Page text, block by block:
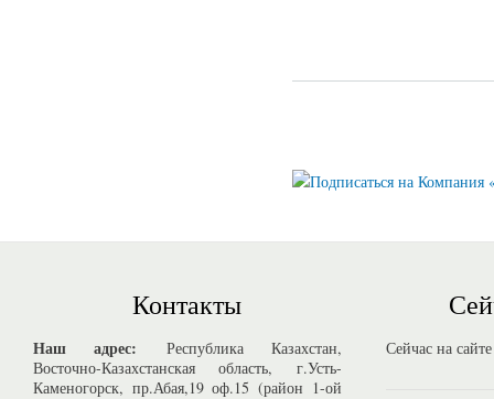
Контакты
Наш адрес: Республика Казахстан,
Восточно-Казахстанская область, г.Усть-
Каменогорск, пр.Абая,19 оф.15 (район 1-ой
Сейчас на